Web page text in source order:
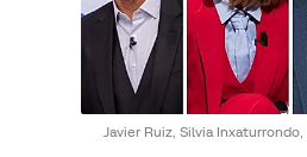
Javier Ruiz, Silvia